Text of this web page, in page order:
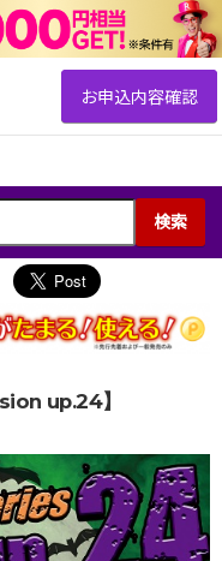
検索
up.24】